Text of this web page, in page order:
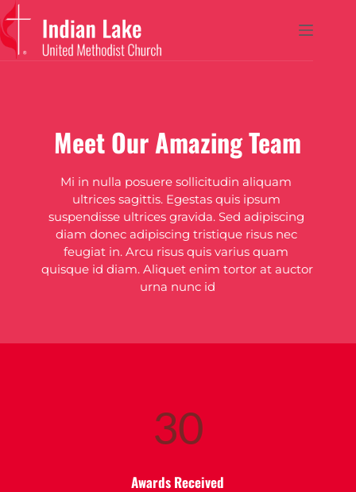
Skip
to
content
Meet Our Amazing Team
Mi in nulla posuere sollicitudin aliquam
ultrices sagittis. Egestas quis ipsum
suspendisse ultrices gravida. Sed adipiscing
diam donec adipiscing tristique risus nec
feugiat in. Arcu risus quis varius quam
quisque id diam. Aliquet enim tortor at auctor
urna nunc id
30
Awards Received